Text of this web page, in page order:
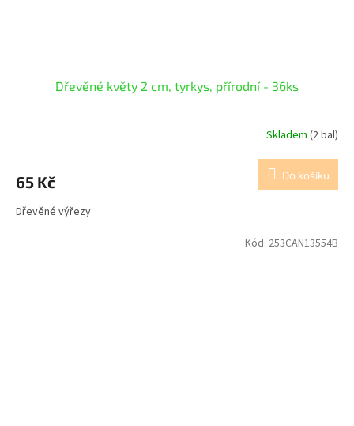
Dřevěné květy 2 cm, tyrkys, přírodní - 36ks
Skladem (2 bal)
65 Kč Do košíku
Dřevěné výřezy
Kód: 253CAN13554B